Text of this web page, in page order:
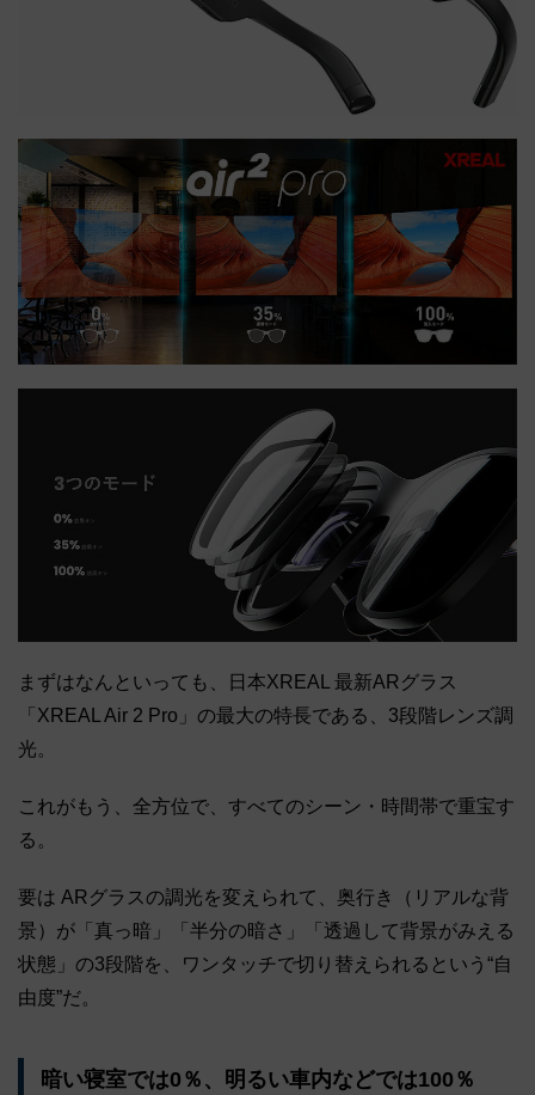
まずはなんといっても、日本XREAL 最新ARグラス
「XREAL Air 2 Pro」の最大の特長である、3段階レンズ調
光。
これがもう、全方位で、すべてのシーン・時間帯で重宝す
る。
要は ARグラスの調光を変えられて、奥行き（リアルな背
景）が「真っ暗」「半分の暗さ」「透過して背景がみえる
状態」の3段階を、ワンタッチで切り替えられるという“自
由度”だ。
暗い寝室では0％、明るい車内などでは100％